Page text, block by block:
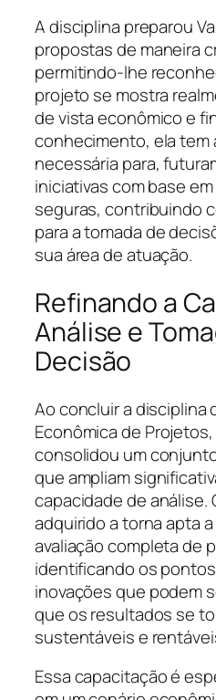
A disciplina preparou
propostas de maneira
permitindo-lhe
projeto se mostra
de vista econômico e
conhecimento, ela tem
necessária para,
iniciativas com base
seguras, contribuindo
para a tomada de
sua área de atuação.
Refinando a
Análise e
Decisão
Ao concluir a disciplina
Econômica de
consolidou um
que ampliam
capacidade de análise.
adquirido a torna apta a
avaliação completa de
identificando os
inovações que podem
que os resultados se
sustentáveis e
Essa capacitação é